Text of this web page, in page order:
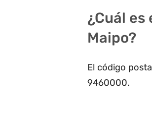
¿Cuál es
Maipo?
El código
9460000.